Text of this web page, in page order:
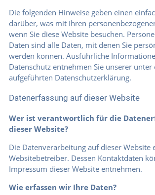
Die folgenden Hinweise geben einen
darüber, was mit Ihren
wenn Sie diese Website besuchen.
Daten sind alle Daten, mit denen Sie
werden können. Ausführliche
Datenschutz entnehmen Sie unserer unter
aufgeführten Datenschutzerklärung.
Datenerfassung auf dieser Website
Wer ist verantwortlich für die
dieser Website?
Die Datenverarbeitung auf dieser Website
Websitebetreiber. Dessen Kontaktdaten
Impressum dieser Website entnehmen.
Wie erfassen wir Ihre Daten?